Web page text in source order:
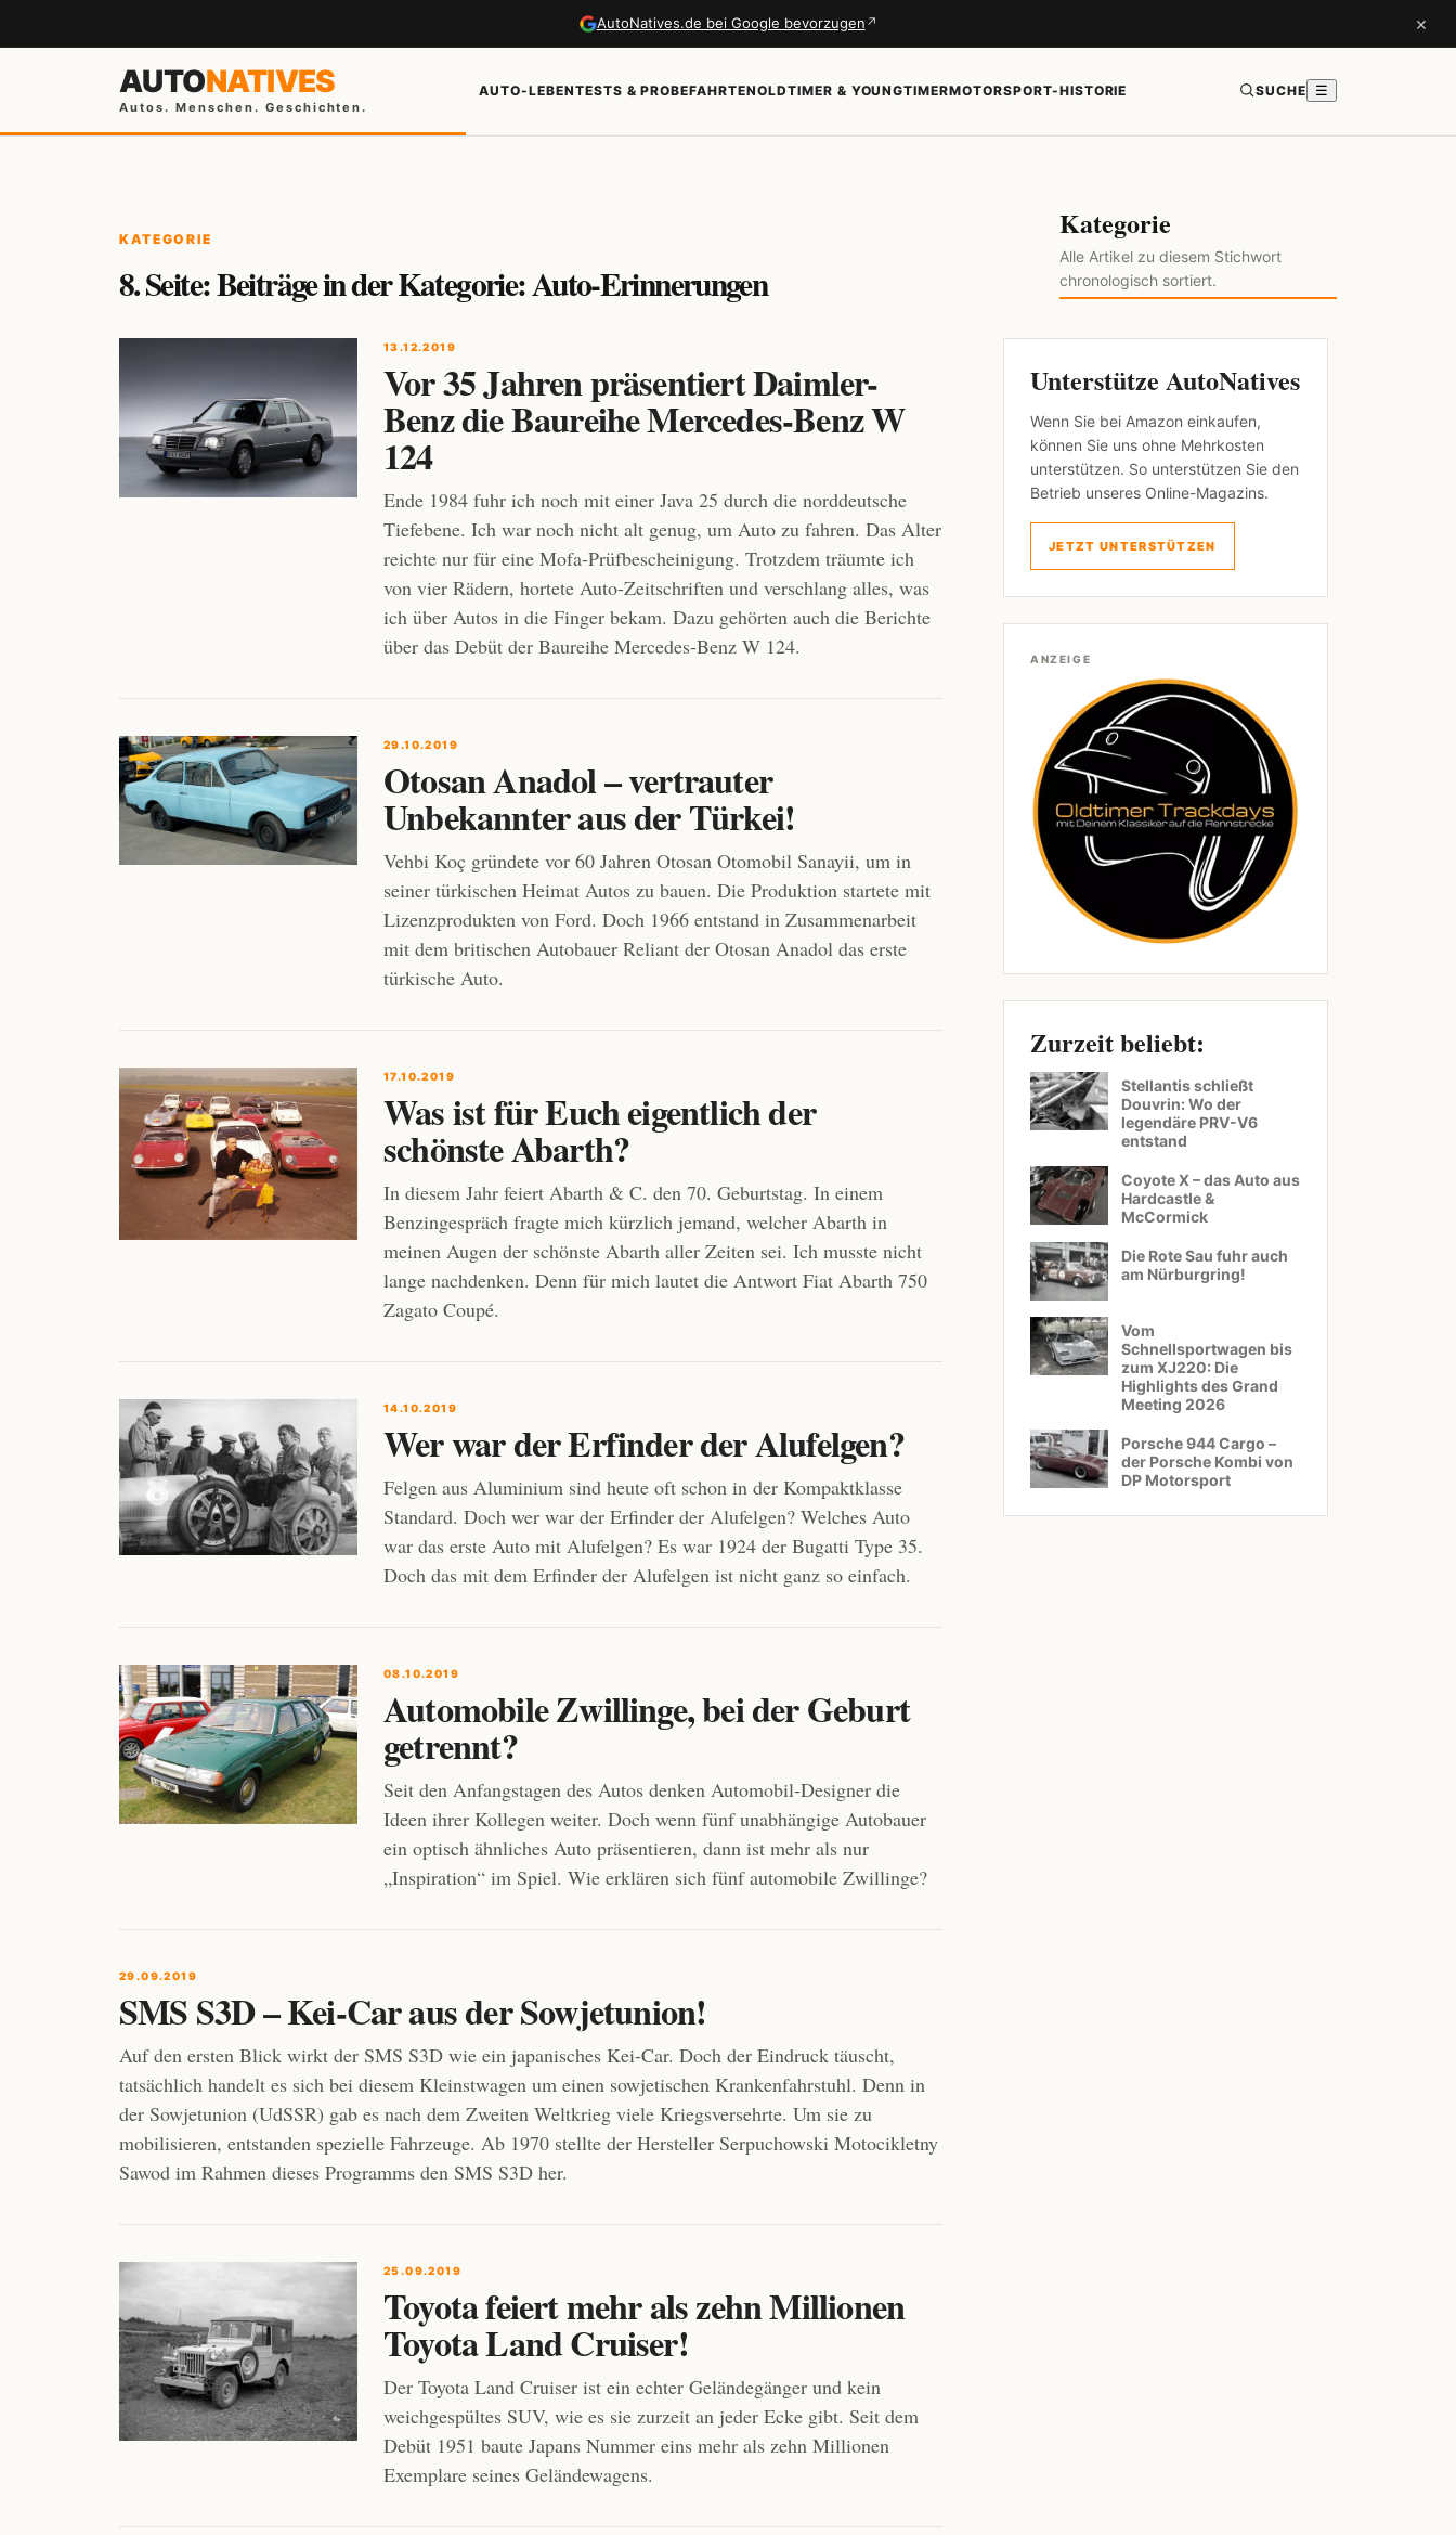
AutoNatives.de bei Google bevorzugen ↗ ×
AUTONATIVES
Autos. Menschen. Geschichten.
AUTO-LEBENTESTS & PROBEFAHRTENOLDTIMER & YOUNGTIMERMOTORSPORT-HISTORIE SUCHE ☰
KATEGORIE
8. Seite: Beiträge in der Kategorie: Auto-Erinnerungen
Kategorie
Alle Artikel zu diesem Stichwort
chronologisch sortiert.
13.12.2019
Vor 35 Jahren präsentiert Daimler-
Benz die Baureihe Mercedes-Benz W
124
Ende 1984 fuhr ich noch mit einer Java 25 durch die norddeutsche
Tiefebene. Ich war noch nicht alt genug, um Auto zu fahren. Das Alter
reichte nur für eine Mofa-Prüfbescheinigung. Trotzdem träumte ich
von vier Rädern, hortete Auto-Zeitschriften und verschlang alles, was
ich über Autos in die Finger bekam. Dazu gehörten auch die Berichte
über das Debüt der Baureihe Mercedes-Benz W 124.
29.10.2019
Otosan Anadol – vertrauter
Unbekannter aus der Türkei!
Vehbi Koç gründete vor 60 Jahren Otosan Otomobil Sanayii, um in
seiner türkischen Heimat Autos zu bauen. Die Produktion startete mit
Lizenzprodukten von Ford. Doch 1966 entstand in Zusammenarbeit
mit dem britischen Autobauer Reliant der Otosan Anadol das erste
türkische Auto.
17.10.2019
Was ist für Euch eigentlich der
schönste Abarth?
In diesem Jahr feiert Abarth & C. den 70. Geburtstag. In einem
Benzingespräch fragte mich kürzlich jemand, welcher Abarth in
meinen Augen der schönste Abarth aller Zeiten sei. Ich musste nicht
lange nachdenken. Denn für mich lautet die Antwort Fiat Abarth 750
Zagato Coupé.
14.10.2019
Wer war der Erfinder der Alufelgen?
Felgen aus Aluminium sind heute oft schon in der Kompaktklasse
Standard. Doch wer war der Erfinder der Alufelgen? Welches Auto
war das erste Auto mit Alufelgen? Es war 1924 der Bugatti Type 35.
Doch das mit dem Erfinder der Alufelgen ist nicht ganz so einfach.
08.10.2019
Automobile Zwillinge, bei der Geburt
getrennt?
Seit den Anfangstagen des Autos denken Automobil-Designer die
Ideen ihrer Kollegen weiter. Doch wenn fünf unabhängige Autobauer
ein optisch ähnliches Auto präsentieren, dann ist mehr als nur
„Inspiration“ im Spiel. Wie erklären sich fünf automobile Zwillinge?
29.09.2019
SMS S3D – Kei-Car aus der Sowjetunion!
Auf den ersten Blick wirkt der SMS S3D wie ein japanisches Kei-Car. Doch der Eindruck täuscht,
tatsächlich handelt es sich bei diesem Kleinstwagen um einen sowjetischen Krankenfahrstuhl. Denn in
der Sowjetunion (UdSSR) gab es nach dem Zweiten Weltkrieg viele Kriegsversehrte. Um sie zu
mobilisieren, entstanden spezielle Fahrzeuge. Ab 1970 stellte der Hersteller Serpuchowski Motocikletny
Sawod im Rahmen dieses Programms den SMS S3D her.
25.09.2019
Toyota feiert mehr als zehn Millionen
Toyota Land Cruiser!
Der Toyota Land Cruiser ist ein echter Geländegänger und kein
weichgespültes SUV, wie es sie zurzeit an jeder Ecke gibt. Seit dem
Debüt 1951 baute Japans Nummer eins mehr als zehn Millionen
Exemplare seines Geländewagens.
Unterstütze AutoNatives
Wenn Sie bei Amazon einkaufen,
können Sie uns ohne Mehrkosten
unterstützen. So unterstützen Sie den
Betrieb unseres Online-Magazins.
JETZT UNTERSTÜTZEN
ANZEIGE
Zurzeit beliebt:
Stellantis schließt
Douvrin: Wo der
legendäre PRV-V6
entstand
Coyote X – das Auto aus
Hardcastle &
McCormick
Die Rote Sau fuhr auch
am Nürburgring!
Vom
Schnellsportwagen bis
zum XJ220: Die
Highlights des Grand
Meeting 2026
Porsche 944 Cargo –
der Porsche Kombi von
DP Motorsport